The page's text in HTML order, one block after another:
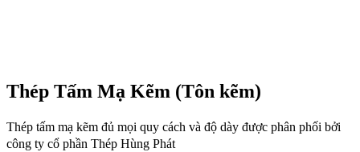
Thép Tấm Mạ Kẽm (Tôn kẽm)
Thép tấm mạ kẽm đủ mọi quy cách và độ dày được phân phối bởi
công ty cổ phần Thép Hùng Phát